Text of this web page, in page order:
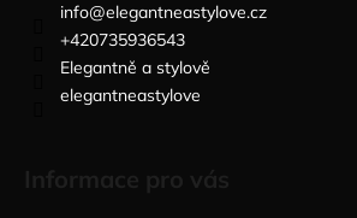
info@elegantneastylove.cz
+420735936543
Elegantně a stylově
elegantneastylove